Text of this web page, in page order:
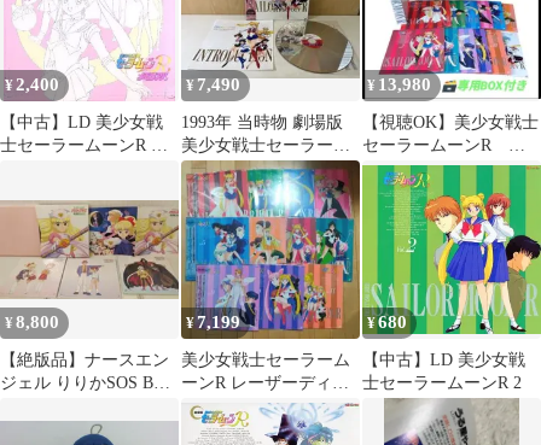
¥2,400
【中古】LD 美少女戦
士セーラームーンR メ
¥7,490
1993年 当時物 劇場版
美少女戦士セーラーム
ーンR LD レーザーディ
スク⁠
¥ 13,980
【視聴OK】美少女戦士
セーラームーンR レ
ーザーディスク全巻セ
ット LD BOX
¥8,800
【絶版品】ナースエン
ジェル りりかSOS BOX
¥7,199
美少女戦士セーラーム
ーンR レーザーディス
ク LD 全11巻セット
¥680
【中古】LD 美少女戦
士セーラームーンR 2